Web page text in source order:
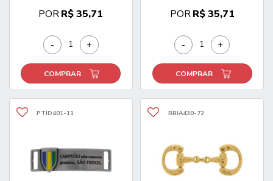
PORR$ 35,71
- +
COMPRAR
PORR$ 35,71
- +
COMPRAR
PTID401-11 BRIA430-72